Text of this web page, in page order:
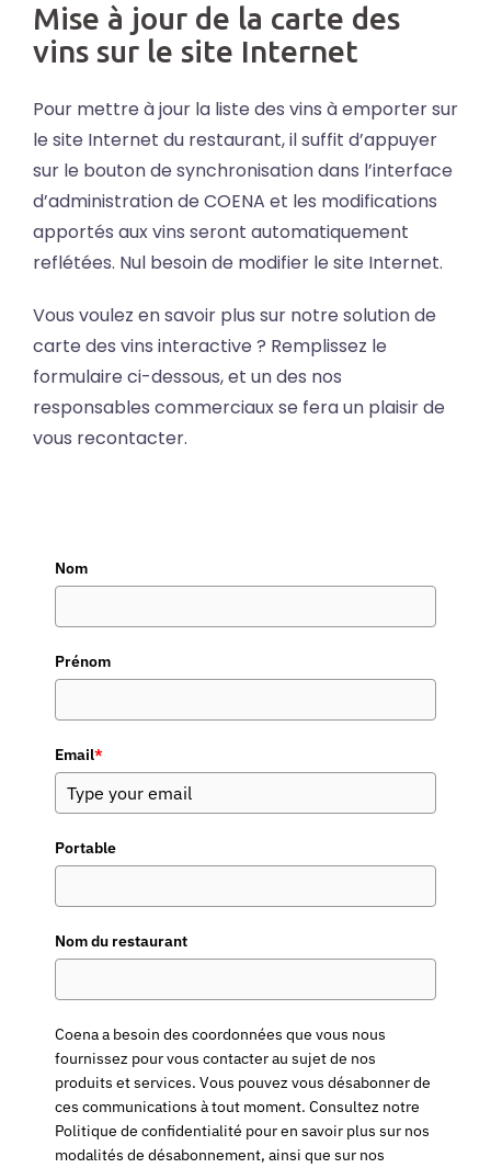
Mise à jour de la carte des
vins sur le site Internet
Pour mettre à jour la liste des vins à emporter sur
le site Internet du restaurant, il suffit d’appuyer
sur le bouton de synchronisation dans l’interface
d’administration de COENA et les modifications
apportés aux vins seront automatiquement
reflétées. Nul besoin de modifier le site Internet.
Vous voulez en savoir plus sur notre solution de
carte des vins interactive ? Remplissez le
formulaire ci-dessous, et un des nos
responsables commerciaux se fera un plaisir de
vous recontacter.
Nom
Prénom
Email*
Portable
Nom du restaurant
Coena a besoin des coordonnées que vous nous
fournissez pour vous contacter au sujet de nos
produits et services. Vous pouvez vous désabonner de
ces communications à tout moment. Consultez notre
Politique de confidentialité pour en savoir plus sur nos
modalités de désabonnement, ainsi que sur nos